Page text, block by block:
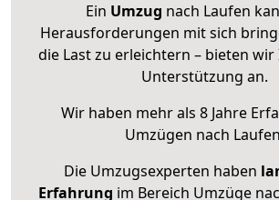
Ein Umzug nach Laufen
Herausforderungen mit sich
die Last zu erleichtern – bieten
Unterstützung an.
Wir haben mehr als 8 Jahre
Umzügen nach Laufen
Die Umzugsexperten haben
Erfahrung im Bereich Umzüge